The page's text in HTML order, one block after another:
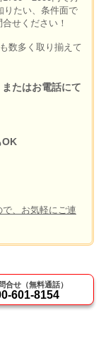
たい、条件面で
せください！
数多く取り揃えて
たはお電話にて
OK
、お気軽にご連
合せ（無料通話）
601-8154